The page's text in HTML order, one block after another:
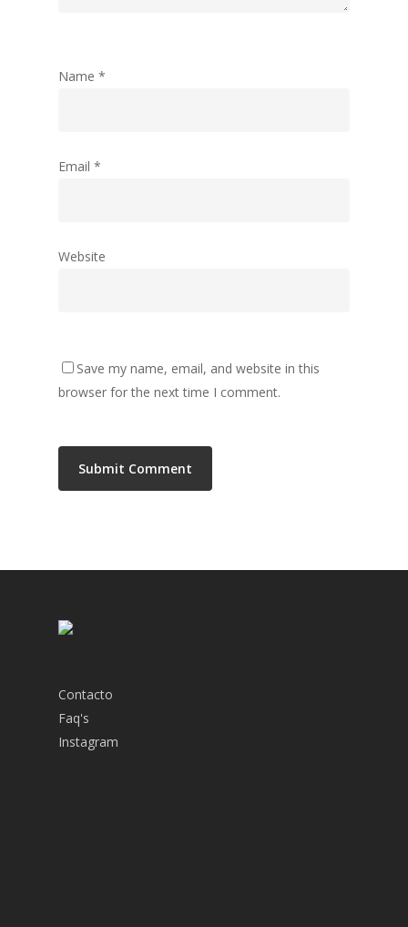
Name *
Email *
Website
Save my name, email, and website in this
browser for the next time I comment.
Contacto
Faq's
Instagram